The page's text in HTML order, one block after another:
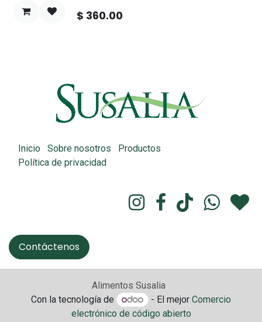
$ 360.00
Inicio Sobre nosotros
Productos
Política de privacidad
Contáctenos
Alimentos Susalia
Con la tecnología de
- El mejor Comercio
electrónico de código abierto